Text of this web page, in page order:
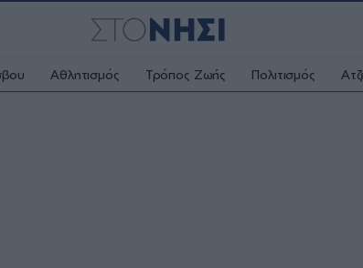
Αθλητισμός Τρόπος Ζωής Πολιτισμός